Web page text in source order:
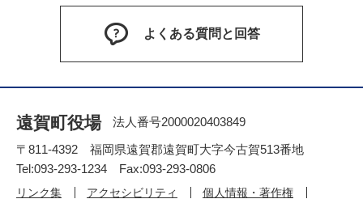
よくある質問と回答
遠賀町役場
法人番号2000020403849
〒811-4392 福岡県遠賀郡遠賀町大字今古賀513番地
Tel:093-293-1234 Fax:093-293-0806
リンク集 アクセシビリティ 個人情報・著作権